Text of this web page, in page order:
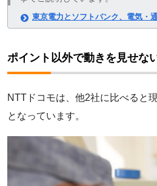
東京電力とソフトバンク、電気・
ポイント以外で動きを見せな
NTTドコモは、他2社に比べると
となっています。